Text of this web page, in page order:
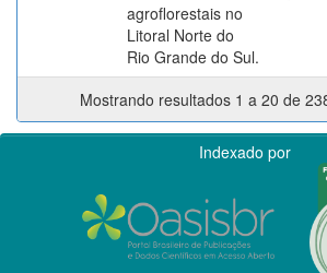
agroflorestais no
Litoral Norte do
Rio Grande do Sul.
Mostrando resultados 1 a 20 de
Indexado por